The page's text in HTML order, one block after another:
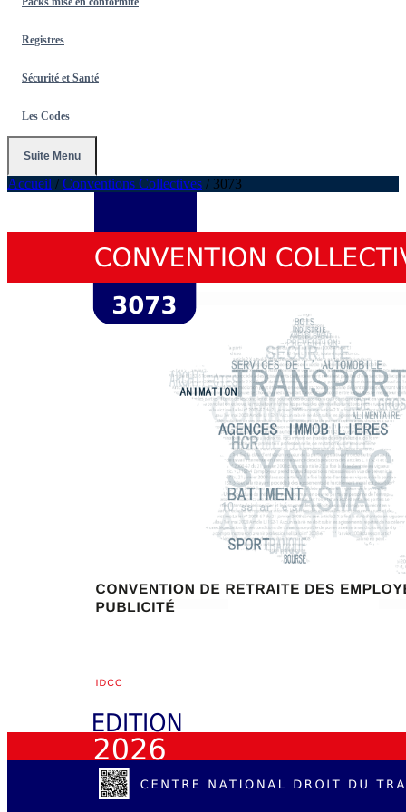
Registres
Sécurité et Santé
Les Codes
Suite Menu
Accueil / Conventions Collectives / 3073